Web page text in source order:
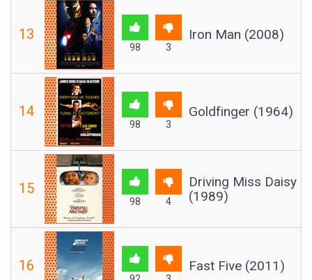
13
98 3
Iron Man (2008)
14
98 3
Goldfinger (1964)
15
98 4
Driving Miss Daisy
(1989)
16 Fast Five (2011)